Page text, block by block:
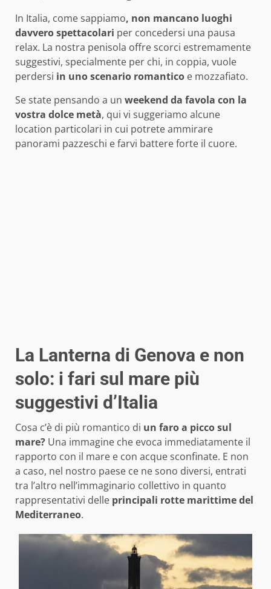
In Italia, come sappiamo, non mancano luoghi
davvero spettacolari per concedersi una pausa
relax. La nostra penisola offre scorci estremamente
suggestivi, specialmente per chi, in coppia, vuole
perdersi in uno scenario romantico e mozzafiato.
Se state pensando a un weekend da favola con la
vostra dolce metà, qui vi suggeriamo alcune
location particolari in cui potrete ammirare
panorami pazzeschi e farvi battere forte il cuore.
La Lanterna di Genova e non
solo: i fari sul mare più
suggestivi d’Italia
Cosa c’è di più romantico di un faro a picco sul
mare? Una immagine che evoca immediatamente il
rapporto con il mare e con acque sconfinate. E non
a caso, nel nostro paese ce ne sono diversi, entrati
tra l’altro nell’immaginario collettivo in quanto
rappresentativi delle principali rotte marittime del
Mediterraneo.